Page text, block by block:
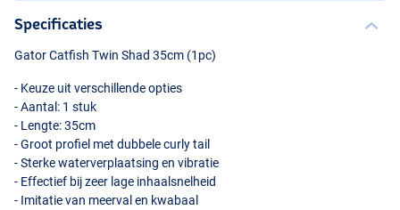
Specificaties
Gator Catfish Twin Shad 35cm (1pc)
- Keuze uit verschillende opties
- Aantal: 1 stuk
- Lengte: 35cm
- Groot profiel met dubbele curly tail
- Sterke waterverplaatsing en vibratie
- Effectief bij zeer lage inhaalsnelheid
- Imitatie van meerval en kwabaal